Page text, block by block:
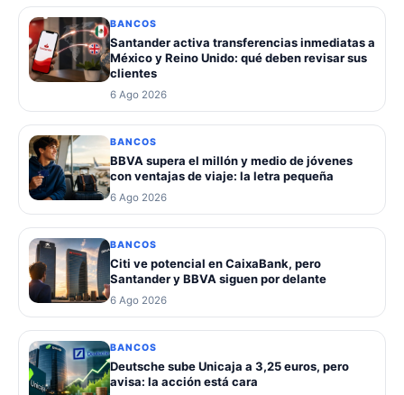
BANCOS
Santander activa transferencias inmediatas a
México y Reino Unido: qué deben revisar sus
clientes
6 Ago 2026
BANCOS
BBVA supera el millón y medio de jóvenes
con ventajas de viaje: la letra pequeña
6 Ago 2026
BANCOS
Citi ve potencial en CaixaBank, pero
Santander y BBVA siguen por delante
6 Ago 2026
BANCOS
Deutsche sube Unicaja a 3,25 euros, pero
avisa: la acción está cara